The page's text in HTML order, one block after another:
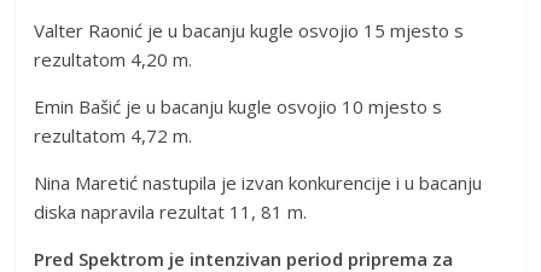
Valter Raonić je u bacanju kugle osvojio 15 mjesto s
rezultatom 4,20 m.
Emin Bašić je u bacanju kugle osvojio 10 mjesto s
rezultatom 4,72 m.
Nina Maretić nastupila je izvan konkurencije i u bacanju
diska napravila rezultat 11, 81 m.
Pred Spektrom je intenzivan period priprema za